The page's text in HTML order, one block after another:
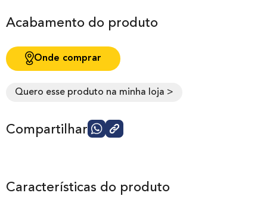
Acabamento do produto
Onde comprar
Quero esse produto na minha loja >
Compartilhar
Características do produto